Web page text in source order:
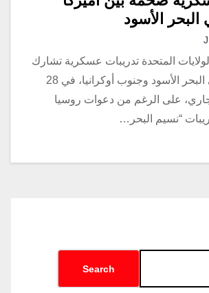
البحر الأسود
المتحدة تدريبات عسكرية تشارك
فيها 30 دولة في البحر الأسود وجنوب أوكرانيا، في 28
على الرغم من دعوات روسيا
“نسيم البحر…
Search